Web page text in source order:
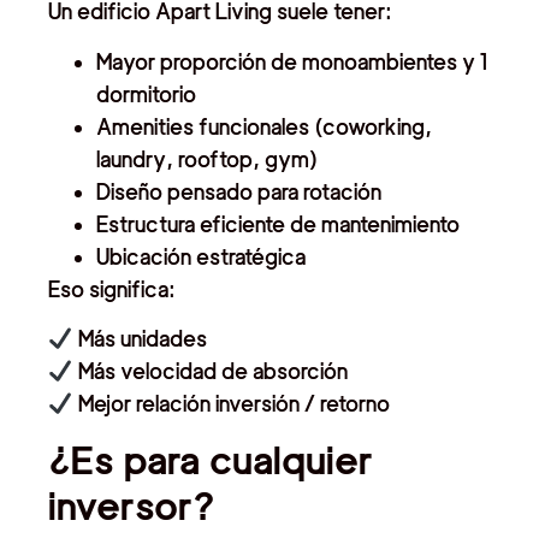
Un edificio Apart Living suele tener:
Mayor proporción de monoambientes y 1
dormitorio
Amenities funcionales (coworking,
laundry, rooftop, gym)
Diseño pensado para rotación
Estructura eficiente de mantenimiento
Ubicación estratégica
Eso significa:
Más unidades
Más velocidad de absorción
Mejor relación inversión / retorno
¿Es para cualquier
inversor?